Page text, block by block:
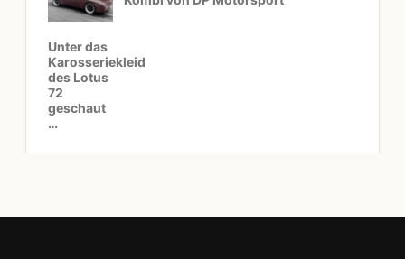
Unter das
Karosseriekleid
des Lotus
72
geschaut
…